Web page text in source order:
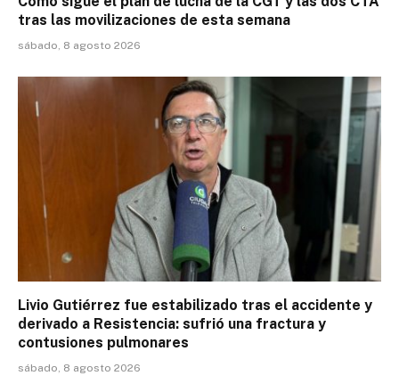
tras las movilizaciones de esta semana
sábado, 8 agosto 2026
Livio Gutiérrez fue estabilizado tras el accidente y
derivado a Resistencia: sufrió una fractura y
contusiones pulmonares
sábado, 8 agosto 2026